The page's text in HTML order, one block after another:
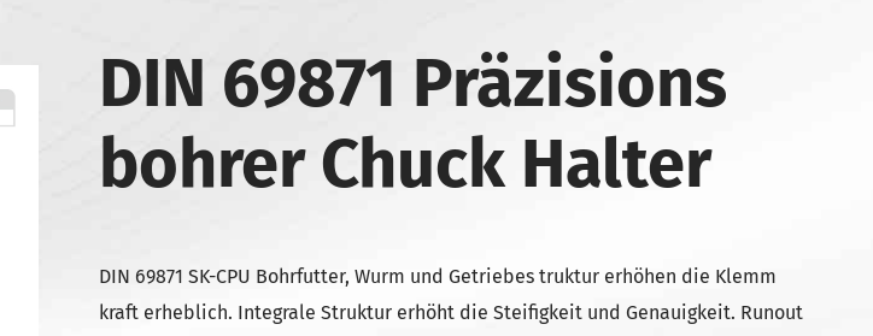
DIN 69871 Präzisions
bohrer Chuck Halter
DIN 69871 SK-CPU Bohrfutter, Wurm und Getriebes truktur erhöhen die Klemm
kraft erheblich. Integrale Struktur erhöht die Steifigkeit und Genauigkeit. Runout